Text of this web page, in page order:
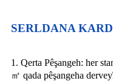
SERLDANA
1. Qerta Pêşangeh: her
㎡ qada pêşangeha